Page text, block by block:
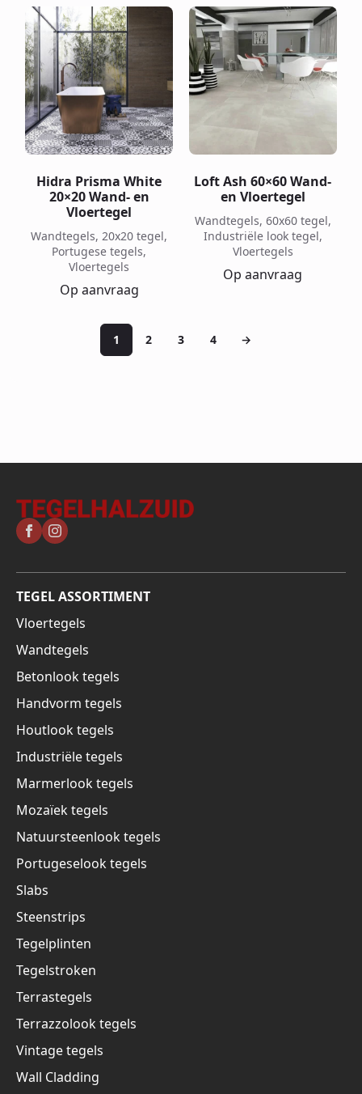
Wandtegels, 20x20 tegel,
Portugese tegels,
Vloertegels
Hidra Prisma White
20×20 Wand- en
Vloertegel
Op aanvraag
Wandtegels, 60x60 tegel,
Industriële look tegel,
Vloertegels
Loft Ash 60×60 Wand-
en Vloertegel
Op aanvraag
1 2 3 4 →
TEGEL ASSORTIMENT
Vloertegels
Wandtegels
Betonlook tegels
Handvorm tegels
Houtlook tegels
Industriële tegels
Marmerlook tegels
Mozaïek tegels
Natuursteenlook tegels
Portugeselook tegels
Slabs
Steenstrips
Tegelplinten
Tegelstroken
Terrastegels
Terrazzolook tegels
Vintage tegels
Wall Cladding